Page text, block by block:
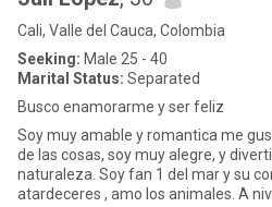
Cali, Valle del Cauca, Colombia
Seeking: Male 25 - 40
Marital Status: Separated
Busco enamorarme y ser feliz
Soy muy amable y romantica me
de las cosas, soy muy alegre, y
naturaleza. Soy fan 1 del mar y su comida. Amo ver los
atardeceres , amo los animales. A